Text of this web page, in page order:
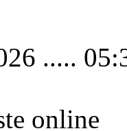
.....
online